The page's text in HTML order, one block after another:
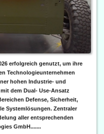
erfolgreich genutzt, um ihre
Technologieunternehmen
hohen Industrie- und
dem Dual- Use-Ansatz
Defense, Sicherheit,
Systemlösungen. Zentraler
aller entsprechenden
GmbH.......